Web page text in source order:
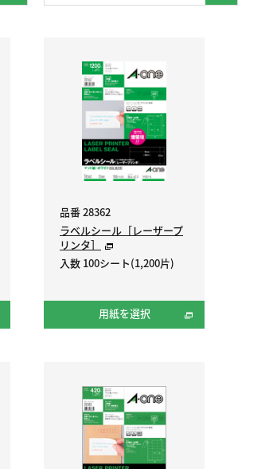
品番 28362
ラベルシール［レーザープ
リンタ］
入数 100シート(1,200片)
用紙を選択